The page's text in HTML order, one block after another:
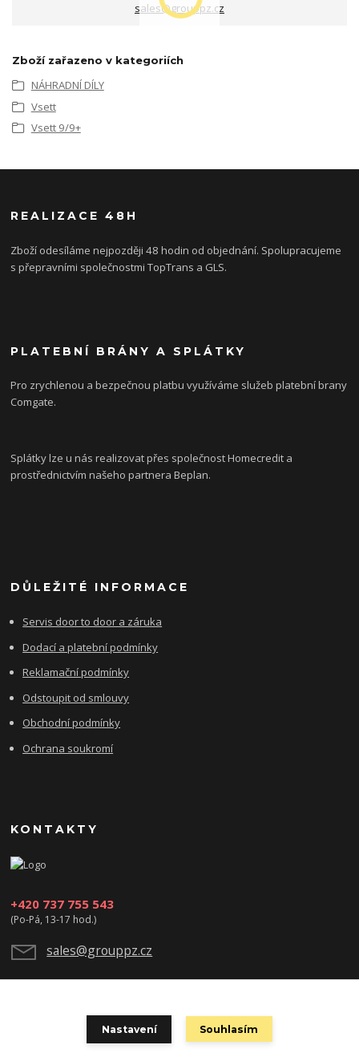
sales@grouppz.cz
Zboží zařazeno v kategoriích
NÁHRADNÍ DÍLY
Vsett
Vsett 9/9+
REALIZACE 48H
Zboží odesíláme nejpozději 48 hodin od objednání. Spolupracujeme
s přepravními společnostmi TopTrans a GLS.
PLATEBNÍ BRÁNY A SPLÁTKY
Pro zrychlenou a bezpečnou platbu využíváme služeb platební brany
Comgate.
Splátky lze u nás realizovat přes společnost Homecredit a
prostřednictvím našeho partnera Beplan.
DŮLEŽITÉ INFORMACE
Servis door to door a záruka
Dodací a platební podmínky
Reklamační podmínky
Odstoupit od smlouvy
Obchodní podmínky
Ochrana soukromí
KONTAKTY
+420 737 755 543
(Po-Pá, 13-17 hod.)
sales@grouppz.cz
Nastavení Souhlasím